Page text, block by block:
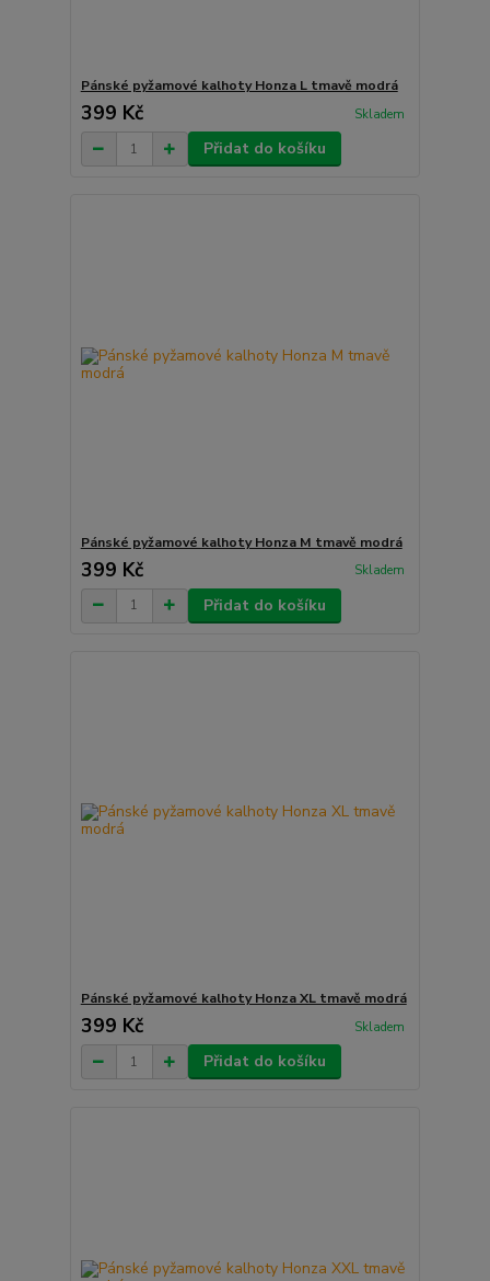
Pánské pyžamové kalhoty Honza L tmavě modrá
399 Kč Skladem
Přidat do košíku
Pánské pyžamové kalhoty Honza M tmavě modrá
399 Kč Skladem
Přidat do košíku
Pánské pyžamové kalhoty Honza XL tmavě modrá
399 Kč Skladem
Přidat do košíku